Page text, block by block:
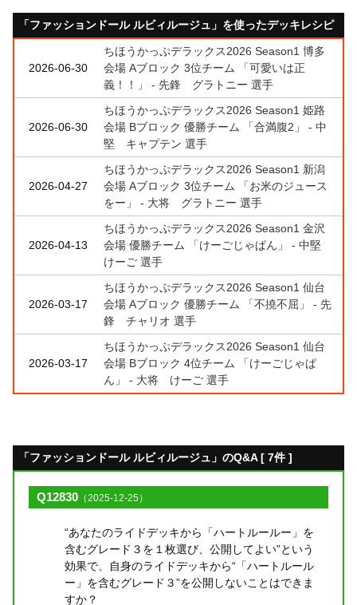
「ファッションドール ルビィルージュ」を使ったデッキレシピ
2026-06-30
ちほうかっぷデラックス2026 Season1 博多
会場 Aブロック 3位チーム 「可愛いは正
義！！」 - 先鋒 グラトニー 選手
2026-06-30
ちほうかっぷデラックス2026 Season1 姫路
会場 Bブロック 優勝チーム 「合満腹2」 - 中
堅 キャプテン 選手
2026-04-27
ちほうかっぷデラックス2026 Season1 新潟
会場 Aブロック 3位チーム 「お米のジュース
をー」 - 大将 グラトニー 選手
2026-04-13
ちほうかっぷデラックス2026 Season1 金沢
会場 優勝チーム 「けーごじゃぱん」 - 中堅
けーご 選手
2026-03-17
ちほうかっぷデラックス2026 Season1 仙台
会場 Aブロック 優勝チーム 「不撓不屈」 - 先
鋒 チャリオ 選手
2026-03-17
ちほうかっぷデラックス2026 Season1 仙台
会場 Bブロック 4位チーム 「けーごじゃぱ
ん」 - 大将 けーご 選手
「ファッションドール ルビィルージュ」のQ&A [ 7件 ]
Q12830 （2025-12-25）
“あなたのライドデッキから「ハートルールー」を
含むグレード３を１枚選び、公開してよい”という
効果で、自身のライドデッキから“「ハートルール
ー」を含むグレード３”を公開しないことはできま
すか？